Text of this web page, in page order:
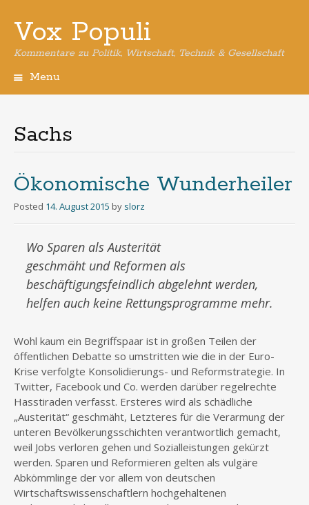
Vox Populi
Kommentare zu Politik, Wirtschaft, Technik & Gesellschaft
Menu
Sachs
Ökonomische Wunderheiler
Posted 14. August 2015 by slorz
Wo Sparen als Austerität
geschmäht und Reformen als
beschäftigungsfeindlich abgelehnt werden,
helfen auch keine Rettungsprogramme mehr.
Wohl kaum ein Begriffspaar ist in großen Teilen der
öffentlichen Debatte so umstritten wie die in der Euro-
Krise verfolgte Konsolidierungs- und Reformstrategie. In
Twitter, Facebook und Co. werden darüber regelrechte
Hasstiraden verfasst. Ersteres wird als schädliche
„Austerität“ geschmäht, Letzteres für die Verarmung der
unteren Bevölkerungsschichten verantwortlich gemacht,
weil Jobs verloren gehen und Sozialleistungen gekürzt
werden. Sparen und Reformieren gelten als vulgäre
Abkömmlinge der vor allem von deutschen
Wirtschaftswissenschaftlern hochgehaltenen